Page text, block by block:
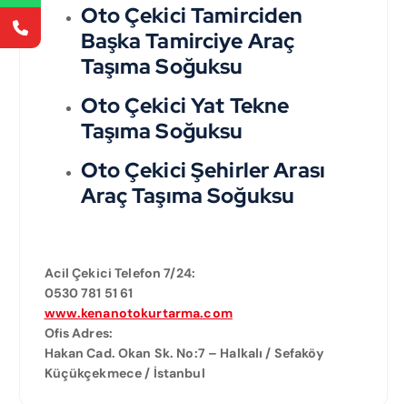
Oto Çekici Tamirciden
Başka Tamirciye Araç
Taşıma Soğuksu
Oto Çekici Yat Tekne
Taşıma Soğuksu
Oto Çekici Şehirler Arası
Araç Taşıma Soğuksu
Acil Çekici Telefon 7/24:
0530 781 51 61
www.kenanotokurtarma.com
Ofis Adres:
Hakan Cad. Okan Sk. No:7 – Halkalı / Sefaköy
Küçükçekmece / İstanbul